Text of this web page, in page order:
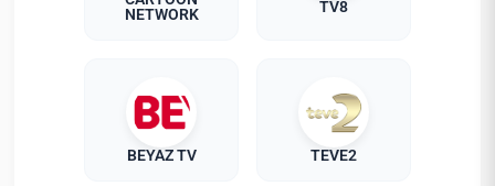
NETWORK
TV8
BEYAZ TV TEVE2